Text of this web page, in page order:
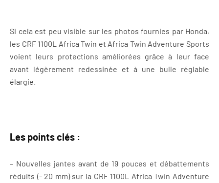
Si cela est peu visible sur les photos fournies par Honda,
les CRF 1100L Africa Twin et Africa Twin Adventure Sports
voient leurs protections améliorées grâce à leur face
avant légèrement redessinée et à une bulle réglable
élargie.
Les points clés :
– Nouvelles jantes avant de 19 pouces et débattements
réduits (- 20 mm) sur la CRF 1100L Africa Twin Adventure